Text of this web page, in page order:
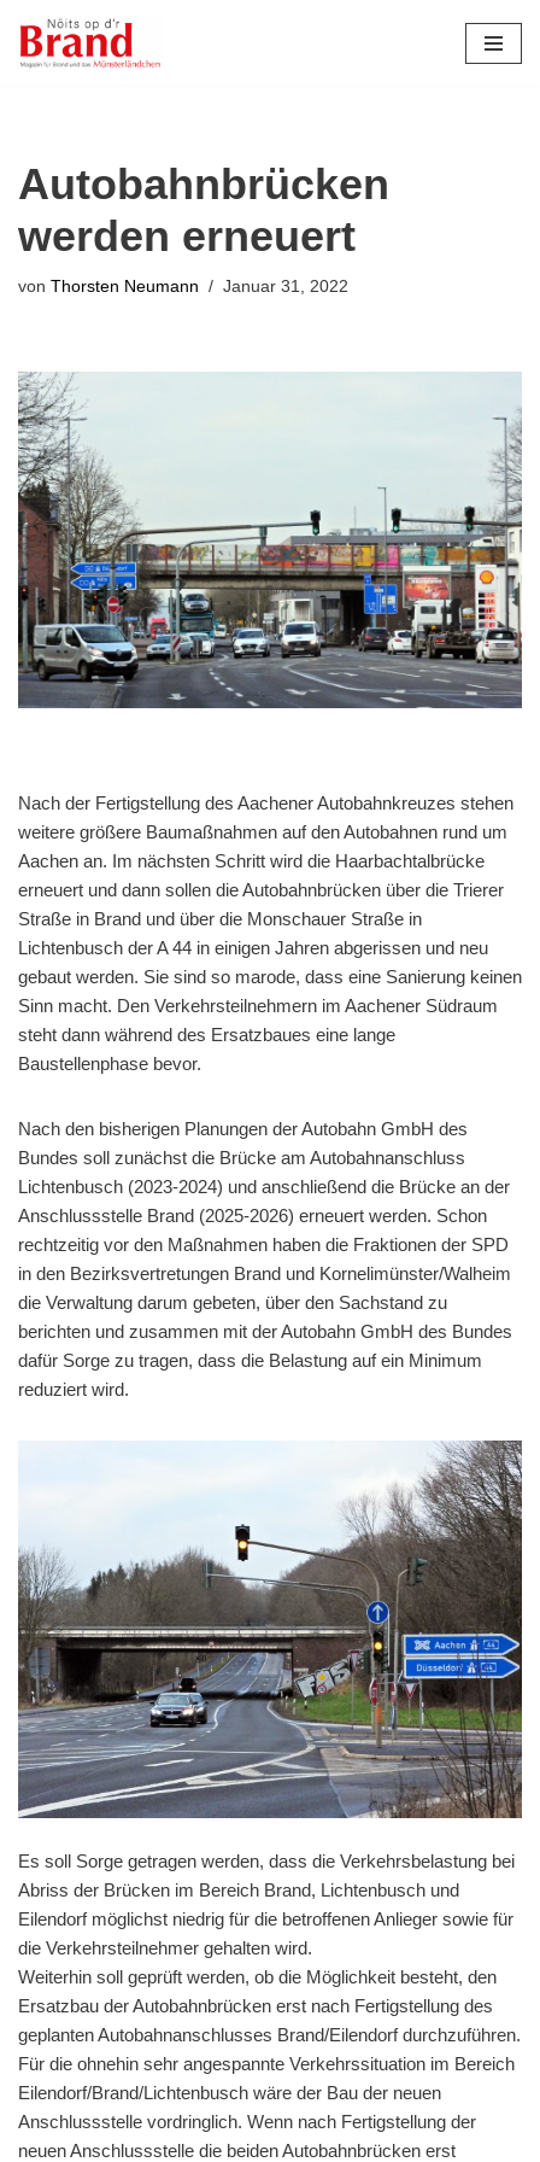
Zum
Autobahnbrücken
werden erneuert
von Thorsten Neumann Januar 31, 2022
Nach der Fertigstellung des Aachener Autobahnkreuzes stehen
weitere größere Baumaßnahmen auf den Autobahnen rund um
Aachen an. Im nächsten Schritt wird die Haarbachtalbrücke
erneuert und dann sollen die Autobahnbrücken über die Trierer
Straße in Brand und über die Monschauer Straße in
Lichtenbusch der A 44 in einigen Jahren abgerissen und neu
gebaut werden. Sie sind so marode, dass eine Sanierung keinen
Sinn macht. Den Verkehrsteilnehmern im Aachener Südraum
steht dann während des Ersatzbaues eine lange
Baustellenphase bevor.
Nach den bisherigen Planungen der Autobahn GmbH des
Bundes soll zunächst die Brücke am Autobahnanschluss
Lichtenbusch (2023-2024) und anschließend die Brücke an der
Anschlussstelle Brand (2025-2026) erneuert werden. Schon
rechtzeitig vor den Maßnahmen haben die Fraktionen der SPD
in den Bezirksvertretungen Brand und Kornelimünster/Walheim
die Verwaltung darum gebeten, über den Sachstand zu
berichten und zusammen mit der Autobahn GmbH des Bundes
dafür Sorge zu tragen, dass die Belastung auf ein Minimum
reduziert wird.
Es soll Sorge getragen werden, dass die Verkehrsbelastung bei
Abriss der Brücken im Bereich Brand, Lichtenbusch und
Eilendorf möglichst niedrig für die betroffenen Anlieger sowie für
die Verkehrsteilnehmer gehalten wird.
Weiterhin soll geprüft werden, ob die Möglichkeit besteht, den
Ersatzbau der Autobahnbrücken erst nach Fertigstellung des
geplanten Autobahnanschlusses Brand/Eilendorf durchzuführen.
Für die ohnehin sehr angespannte Verkehrssituation im Bereich
Eilendorf/Brand/Lichtenbusch wäre der Bau der neuen
Anschlussstelle vordringlich. Wenn nach Fertigstellung der
neuen Anschlussstelle die beiden Autobahnbrücken erst